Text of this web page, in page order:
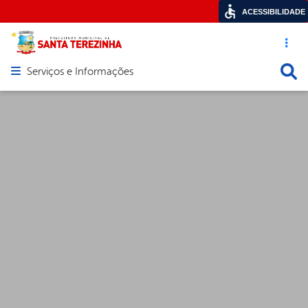
Acesso
Abrir menu principal de navegação
Serviços e Informações
ACESSIBILIDADE